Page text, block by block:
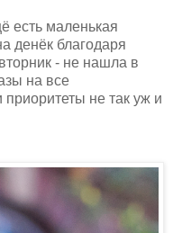
есть маленькая
денёк благодаря
- не нашла в
на все
не так уж и